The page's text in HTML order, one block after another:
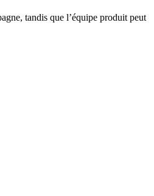
tandis que l’équipe produit peut